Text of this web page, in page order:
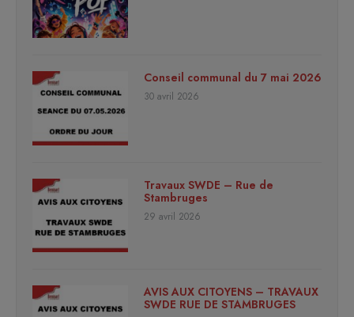
Conseil communal du 7 mai 2026
30 avril 2026
Travaux SWDE – Rue de
Stambruges
29 avril 2026
AVIS AUX CITOYENS – TRAVAUX
SWDE RUE DE STAMBRUGES